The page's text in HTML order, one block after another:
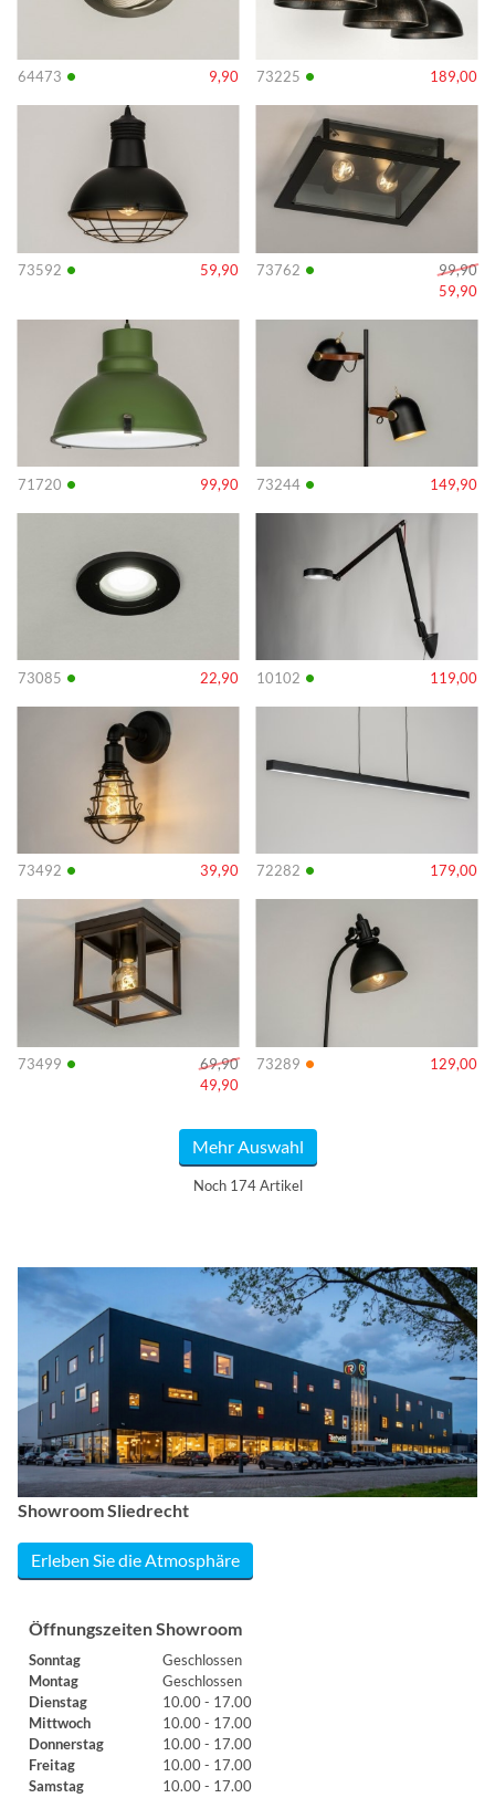
64473 • 9,90 73225 • 189,00
73592 • 59,90
Info
73762 •
99,90
59,90
Info
71720 • 99,90
Info
73244 • 149,90
Info
73085 • 22,90
Info
10102 • 119,00
Info
73492 • 39,90
Info
72282 • 179,00
Info
73499 •
69,90
49,90
Info
73289 • 129,00
Info
Mehr Auswahl
Noch 174 Artikel
Showroom Sliedrecht
Erleben Sie die Atmosphäre
Öffnungszeiten Showroom
Sonntag
Geschlossen
Montag
Geschlossen
Dienstag
10.00 - 17.00
Mittwoch
10.00 - 17.00
Donnerstag
10.00 - 17.00
Freitag
10.00 - 17.00
Samstag
10.00 - 17.00